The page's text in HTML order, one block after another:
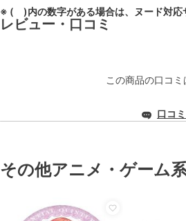
※ ( )内の数字がある場合は、ヌード対応
レビュー・口コミ
この商品の口コ
口コ
その他アニメ・ゲーム